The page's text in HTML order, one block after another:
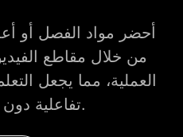
أحضر مواد الفصل أو
من خلال مقاطع
تفاعلية دون جهد إضافي.